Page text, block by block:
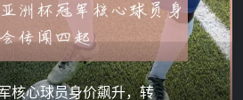
核心球员身价飙升，转